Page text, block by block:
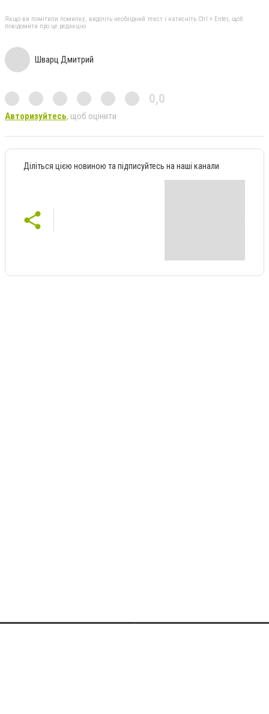
Якщо ви помітили помилку, виділіть необхідний текст і натисніть Ctrl + Enter, щоб
повідомити про це редакцію
Шварц Дмитрий
0,0
Авторизуйтесь, щоб оцінити
Діліться цією новиною та підписуйтесь на наші канали